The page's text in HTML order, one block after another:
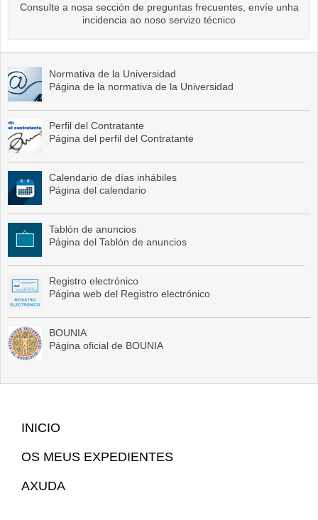
Consulte a nosa sección de preguntas frecuentes, envíe unha
incidencia ao noso servizo técnico
Normativa de la Universidad
Página de la normativa de la Universidad
Perfil del Contratante
Página del perfil del Contratante
Calendario de días inhábiles
Página del calendario
Tablón de anuncios
Página del Tablón de anuncios
Registro electrónico
Página web del Registro electrónico
BOUNIA
Página oficial de BOUNIA
Mapa
Web
INICIO
OS MEUS EXPEDIENTES
AXUDA